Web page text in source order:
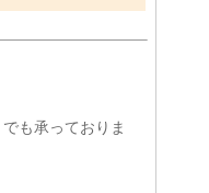
でも承っておりま